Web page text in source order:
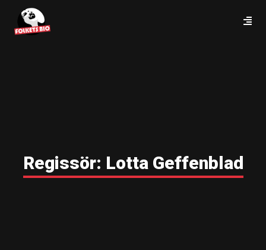
Regissör: Lotta Geffenblad